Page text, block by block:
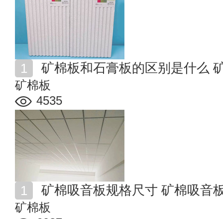
矿棉板和石膏板的区别是什么
矿棉板
4535
矿棉吸音板规格尺寸 矿棉吸音
矿棉板